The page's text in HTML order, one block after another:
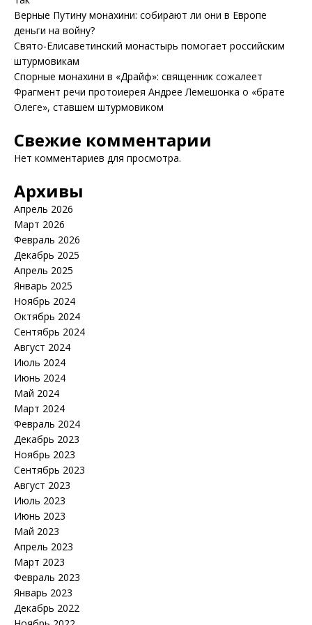
Верные Путину монахини: собирают ли они в Европе
деньги на войну?
Свято-Елисаветинский монастырь помогает российским
штурмовикам
Спорные монахини в «Драйф»: священник сожалеет
Фрагмент речи протоиерея Андрее Лемешонка о «брате
Олеге», ставшем штурмовиком
Свежие комментарии
Нет комментариев для просмотра.
Архивы
Апрель 2026
Март 2026
Февраль 2026
Декабрь 2025
Апрель 2025
Январь 2025
Ноябрь 2024
Октябрь 2024
Сентябрь 2024
Август 2024
Июль 2024
Июнь 2024
Май 2024
Март 2024
Февраль 2024
Декабрь 2023
Ноябрь 2023
Сентябрь 2023
Август 2023
Июль 2023
Июнь 2023
Май 2023
Апрель 2023
Март 2023
Февраль 2023
Январь 2023
Декабрь 2022